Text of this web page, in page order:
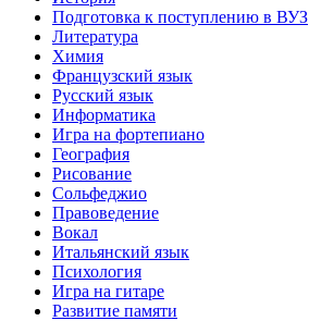
Подготовка к поступлению в ВУЗ
Литература
Химия
Французский язык
Русский язык
Информатика
Игра на фортепиано
География
Рисование
Сольфеджио
Правоведение
Вокал
Итальянский язык
Психология
Игра на гитаре
Развитие памяти